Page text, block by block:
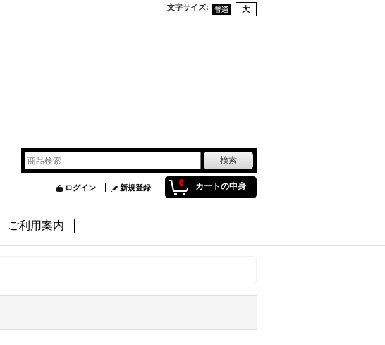
文字サイズ:
0 カートの中身
ログイン 新規登録
ご利用案内